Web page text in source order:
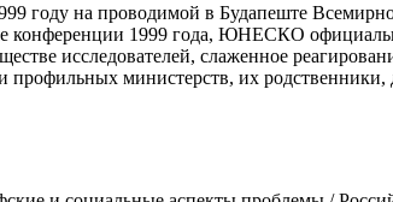
году на проводимой в Будапеште
конференции 1999 года, ЮНЕСКО
исследователей, слаженное
профильных министерств, их родственники,